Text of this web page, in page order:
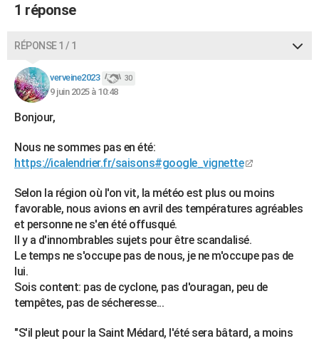
BONS PLANS
CARTE DE VOEUX
Carte de Noël
Carte Bonne année
Carte Saint-Valentin
Carte Pâques
Carte d'anniversaire
DICTIONNAIRE
Dictionnaire
Biographies
Citations
Expressions
Proverbes
PROGRAMME TV
COPAINS D'AVANT
S'inscrire
Se connecter
Lycées
Collèges
Primaires
Universités
Entreprises
Service militaire
Avis de recherche
Bricolage
Lifestyle
Culture
Sport
Auto
Television
Voyage
Cinema
1 réponse
RÉPONSE 1 / 1
verveine2023 30
9 juin 2025 à 10:48
Bonjour,
Nous ne sommes pas en été:
https://icalendrier.fr/saisons#google_vignette
Selon la région où l'on vit, la météo est plus ou moins
favorable, nous avions en avril des températures agréables
et personne ne s'en été offusqué.
Il y a d'innombrables sujets pour être scandalisé.
Le temps ne s'occupe pas de nous, je ne m'occupe pas de
lui.
Sois content: pas de cyclone, pas d'ouragan, peu de
tempêtes, pas de sécheresse...
"S'il pleut pour la Saint Médard, l'été sera bâtard, a moins